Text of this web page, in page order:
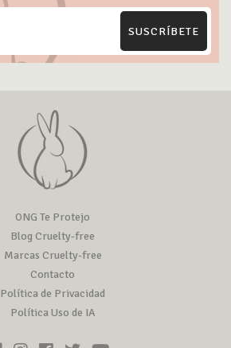
SUSCRÍBETE
ONG Te Protejo
Blog Cruelty-free
Marcas Cruelty-free
Contacto
Política de Privacidad
Política Uso de IA